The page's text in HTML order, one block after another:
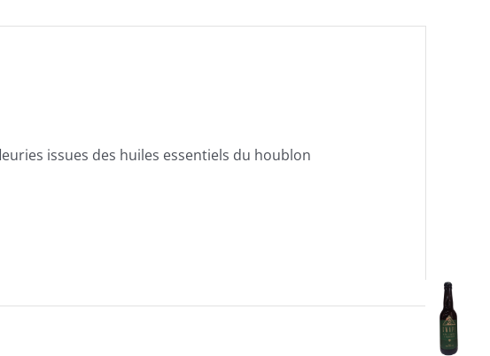
issues des huiles essentiels du houblon